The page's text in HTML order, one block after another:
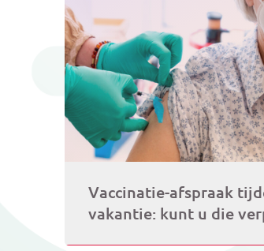
Vaccinatie-afspraak
vakantie: kunt u die